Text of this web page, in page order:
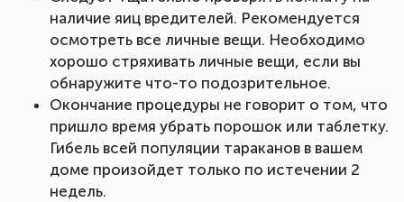
наличие яиц вредителей. Рекомендуется
осмотреть все личные вещи. Необходимо
хорошо стряхивать личные вещи, если вы
обнаружите что-то подозрительное.
Окончание процедуры не говорит о том, что
пришло время убрать порошок или таблетку.
Гибель всей популяции тараканов в вашем
доме произойдет только по истечении 2
недель.